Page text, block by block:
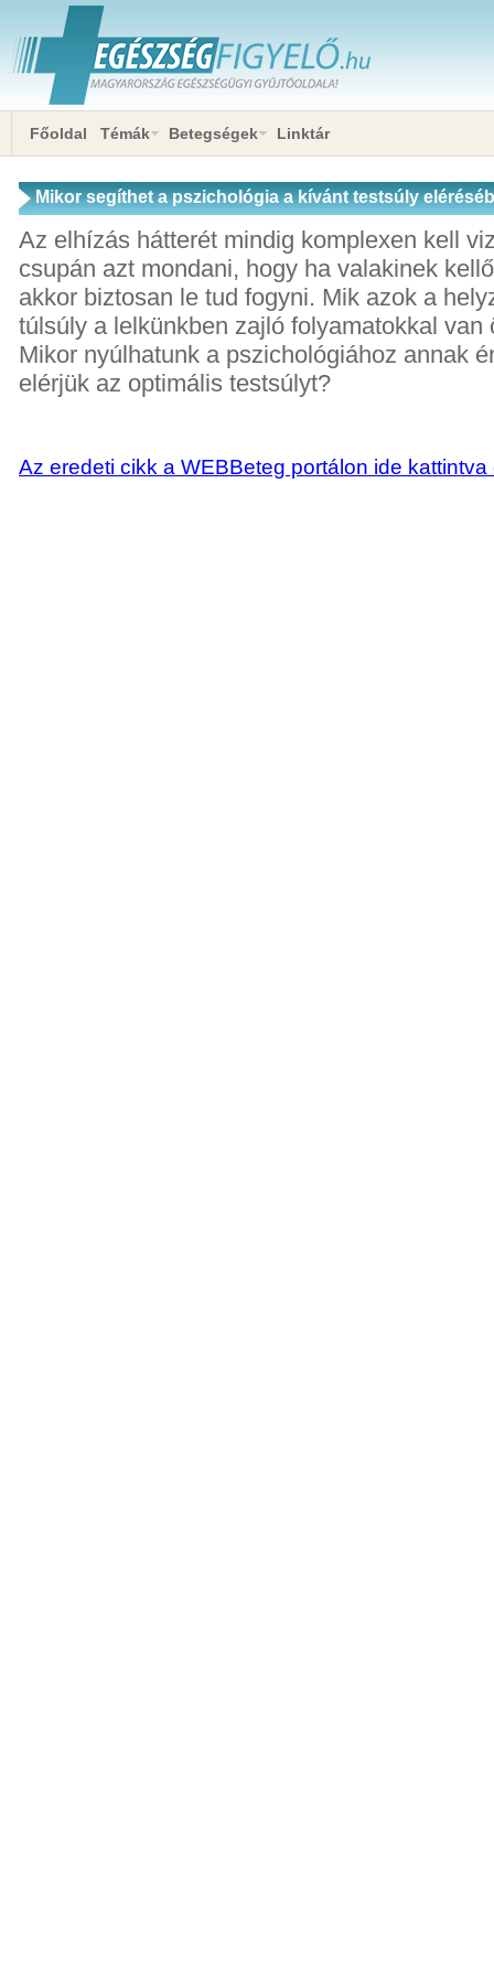
Főoldal Témák Betegségek Linktár
Mikor segíthet a pszichológia a kívánt testsúly
Az elhízás hátterét mindig komplexen kell
csupán azt mondani, hogy ha valakinek
akkor biztosan le tud fogyni. Mik azok a
túlsúly a lelkünkben zajló folyamatokkal van
Mikor nyúlhatunk a pszichológiához annak
elérjük az optimális testsúlyt?
Az eredeti cikk a WEBBeteg portálon ide